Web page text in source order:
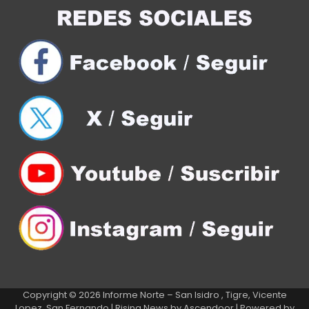
Copyright © 2026 Informe Norte – San Isidro , Tigre, Vicente